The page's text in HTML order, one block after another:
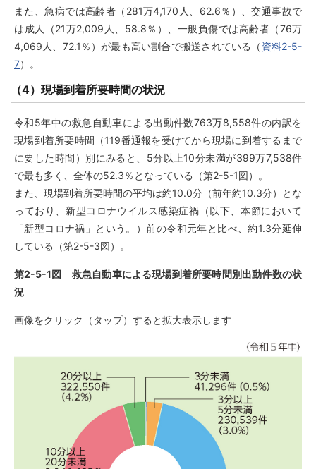
また、急病では高齢者（281万4,170人、62.6％）、交通事故で
は成人（21万2,009人、58.8％）、一般負傷では高齢者（76万
4,069人、72.1％）が最も高い割合で搬送されている（ 資料2-5-
7）。
（4）現場到着所要時間の状況
令和5年中の救急自動車による出動件数763万8,558件の内訳を
現場到着所要時間（119番通報を受けてから現場に到着するまで
に要した時間）別にみると、5分以上10分未満が399万7,538件
で最も多く、全体の52.3％となっている（第2-5-1図）。
また、現場到着所要時間の平均は約10.0分（前年約10.3分）とな
っており、新型コロナウイルス感染症禍（以下、本節において
「新型コロナ禍」という。）前の令和元年と比べ、約1.3分延伸
している（第2-5-3図）。
第2-5-1図 救急自動車による現場到着所要時間別出動件数の状
況
画像をクリック（タップ）すると拡大表示します